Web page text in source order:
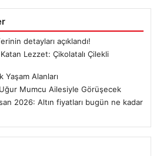
detayları açıklandı!
Lezzet: Çikolatalı Çilekli
Yaşam Alanları
Mumcu Ailesiyle Görüşecek
2026: Altın fiyatları bugün ne kadar